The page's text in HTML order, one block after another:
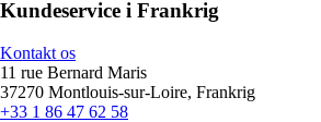
Kundeservice i Frankrig
Kontakt os
11 rue Bernard Maris
37270 Montlouis-sur-Loire, Frankrig
+33 1 86 47 62 58